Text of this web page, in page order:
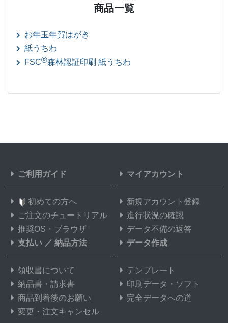
商品一覧
お年玉年賀はがき
紙うちわ
FSC®森林認証印刷 紙うちわ
ご利用ガイド
初めての方へ
ご注文のチュートリアル
推奨OS・ブラウザ
マイアカウント
新規アカウント登録
進行状況の確認
データ不備の返答
支払い ／ 納品方法
領収書について
納品書・請求書
商品到着後のお願い
変更・注文キャンセル
データ作成
テンプレート
印刷データ・ソフト
完全データへの道